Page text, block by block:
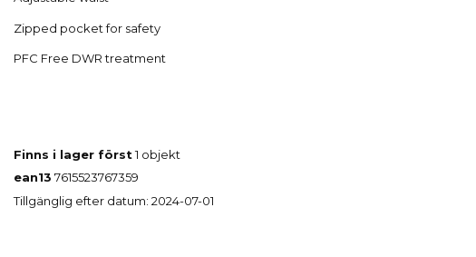
Zipped pocket for safety
PFC Free DWR treatment
Finns i lager först1 objekt
ean13 7615523767359
Tillgänglig efter datum: 2024-07-01